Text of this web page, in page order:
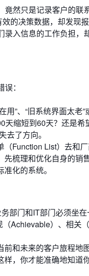
然只是记录客户的
的决策数据，却发现
入信息的工作负担
：
用”、“旧系统界面太
缩短到60天？还是
去了方向。
（Function List）去和
梳理和优化自身的销
化的系统。
部门和IT部门必须坐
Achievable）、相关
和未来的客户旅程地
，你才能准确地知道